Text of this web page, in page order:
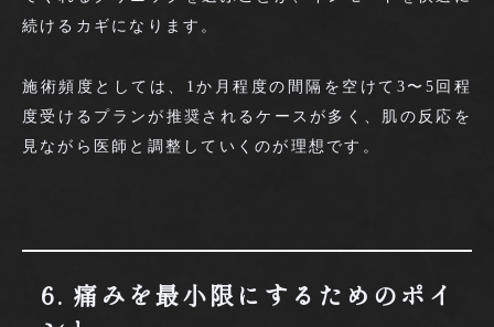
続けるカギになります。
施術頻度としては、1か月程度の間隔を空けて3〜5回程
度受けるプランが推奨されるケースが多く、肌の反応を
見ながら医師と調整していくのが理想です。
6. 痛みを最小限にするためのポイ